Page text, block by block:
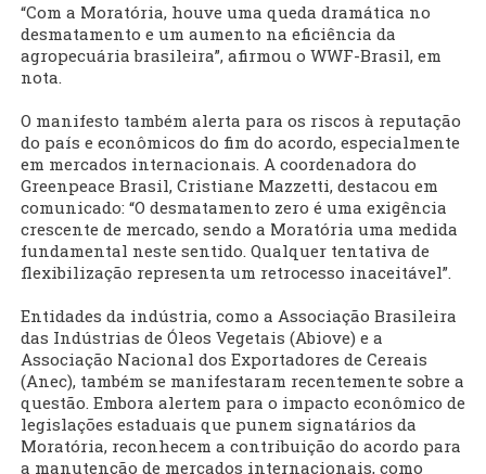
“Com a Moratória, houve uma queda dramática no
desmatamento e um aumento na eficiência da
agropecuária brasileira”, afirmou o WWF-Brasil, em
nota.
O manifesto também alerta para os riscos à reputação
do país e econômicos do fim do acordo, especialmente
em mercados internacionais. A coordenadora do
Greenpeace Brasil, Cristiane Mazzetti, destacou em
comunicado: “O desmatamento zero é uma exigência
crescente de mercado, sendo a Moratória uma medida
fundamental neste sentido. Qualquer tentativa de
flexibilização representa um retrocesso inaceitável”.
Entidades da indústria, como a Associação Brasileira
das Indústrias de Óleos Vegetais (Abiove) e a
Associação Nacional dos Exportadores de Cereais
(Anec), também se manifestaram recentemente sobre a
questão. Embora alertem para o impacto econômico de
legislações estaduais que punem signatários da
Moratória, reconhecem a contribuição do acordo para
a manutenção de mercados internacionais, como